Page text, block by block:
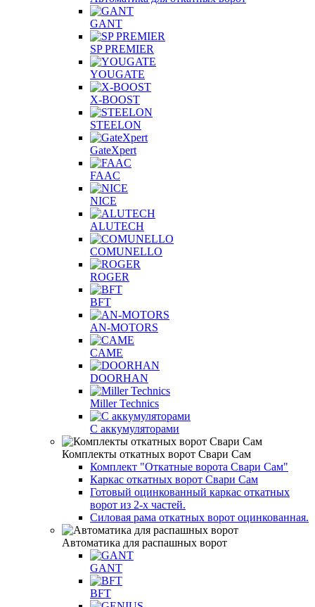
GANT
SP PREMIER
YOUGATE
X-BOOST
STEELON
GateXpert
FAAC
NICE
ALUTECH
COMUNELLO
ROGER
BFT
AN-MOTORS
CAME
DOORHAN
Miller Technics
С аккумуляторами
Комплекты откатных ворот Свари Сам
Комплект "Откатные ворота Свари Сам"
Каркас откатных ворот Свари Сам
Готовый оцинкованный каркас откатных
ворот из 2-х частей.
Силовая рама откатных ворот оцинкованная.
Автоматика для распашных ворот
GANT
BFT